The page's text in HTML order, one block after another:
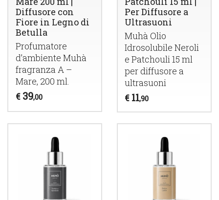
Diffusore con
Fiore in Legno di
Betulla
Profumatore
d’ambiente Muhà
fragranza A –
Mare, 200 ml.
€ 39,00
Per Diffusore a
Ultrasuoni
Muhà Olio
Idrosolubile Neroli
e Patchouli 15 ml
per diffusore a
ultrasuoni
€ 11,90